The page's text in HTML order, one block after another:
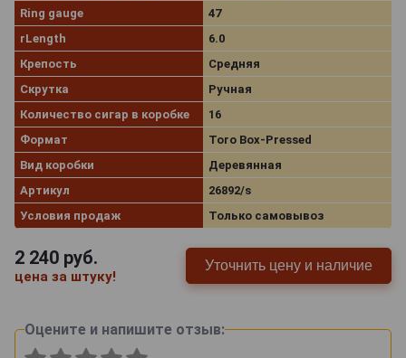
Ring gauge
47
rLength
6.0
Крепость
Средняя
Скрутка
Ручная
Количество сигар в коробке
16
Формат
Toro Box-Pressed
Вид коробки
Деревянная
Артикул
26892/s
Условия продаж
Только самовывоз
2 240 руб.
цена за штуку!
Уточнить цену и наличие
Оцените и напишите отзыв: